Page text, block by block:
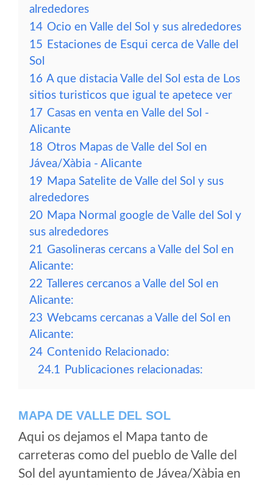
alrededores
14 Ocio en Valle del Sol y sus alrededores
15 Estaciones de Esqui cerca de Valle del
Sol
16 A que distacia Valle del Sol esta de Los
sitios turisticos que igual te apetece ver
17 Casas en venta en Valle del Sol -
Alicante
18 Otros Mapas de Valle del Sol en
Jávea/Xàbia - Alicante
19 Mapa Satelite de Valle del Sol y sus
alrededores
20 Mapa Normal google de Valle del Sol y
sus alrededores
21 Gasolineras cercans a Valle del Sol en
Alicante:
22 Talleres cercanos a Valle del Sol en
Alicante:
23 Webcams cercanas a Valle del Sol en
Alicante:
24 Contenido Relacionado:
24.1 Publicaciones relacionadas:
MAPA DE VALLE DEL SOL
Aqui os dejamos el Mapa tanto de
carreteras como del pueblo de Valle del
Sol del ayuntamiento de Jávea/Xàbia en